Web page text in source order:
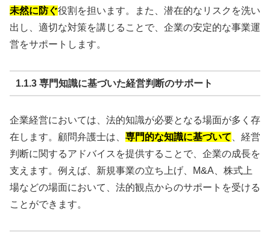
未然に防ぐ役割を担います。また、潜在的なリスクを洗い
出し、適切な対策を講じることで、企業の安定的な事業運
営をサポートします。
1.1.3 専門知識に基づいた経営判断のサポート
企業経営においては、法的知識が必要となる場面が多く存
在します。顧問弁護士は、 専門的な知識に基づいて 、経営
判断に関するアドバイスを提供することで、企業の成長を
支えます。例えば、新規事業の立ち上げ、M&A、株式上
場などの場面において、法的観点からのサポートを受ける
ことができます。